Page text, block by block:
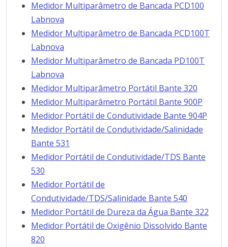
Medidor Multiparâmetro de Bancada PCD100
Labnova
Medidor Multiparâmetro de Bancada PCD100T
Labnova
Medidor Multiparâmetro de Bancada PD100T
Labnova
Medidor Multiparâmetro Portátil Bante 320
Medidor Multiparâmetro Portátil Bante 900P
Medidor Portátil de Condutividade Bante 904P
Medidor Portátil de Condutividade/Salinidade
Bante 531
Medidor Portátil de Condutividade/TDS Bante
530
Medidor Portátil de
Condutividade/TDS/Salinidade Bante 540
Medidor Portátil de Dureza da Água Bante 322
Medidor Portátil de Oxigênio Dissolvido Bante
820